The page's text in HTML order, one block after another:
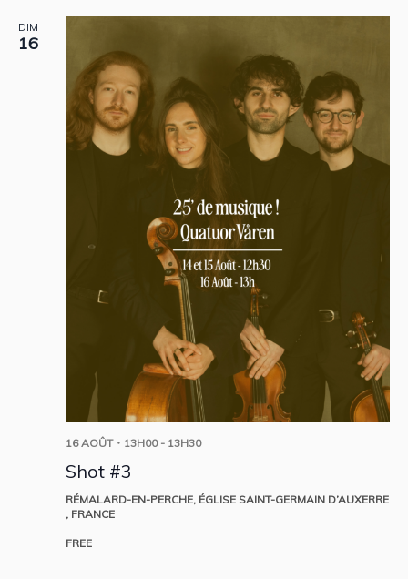
DIM
16
16 AOÛT・13H00- 13H30
Shot #3
RÉMALARD-EN-PERCHE, ÉGLISE SAINT-GERMAIN D’AUXERRE
, FRANCE
FREE